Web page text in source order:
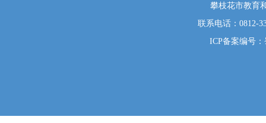
攀枝花市教育
联系电话：0812-
ICP备案编号：